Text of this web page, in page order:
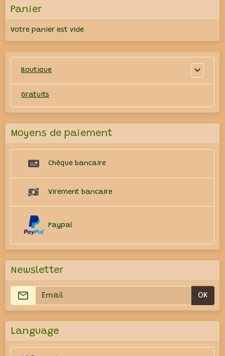
Panier
Votre panier est vide
Boutique
Gratuits
Moyens de paiement
Chèque bancaire
Virement bancaire
Paypal
Newsletter
OK
Language